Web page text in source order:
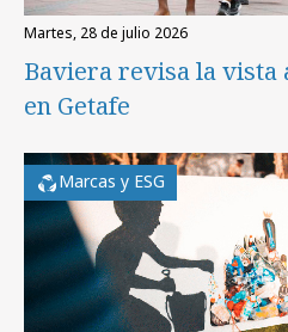
martes, 28 de julio 2026
Baviera revisa la vista
en Getafe
Marcas y ESG